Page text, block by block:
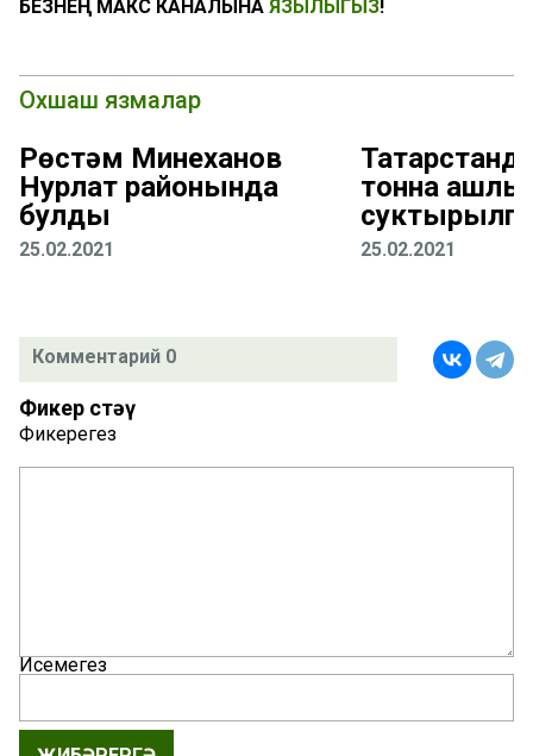
БЕЗНЕҢ МАКС КАНАЛЫНА ЯЗЫЛЫГЫЗ!
Охшаш язмалар
Рөстәм Миңнеханов
Нурлат районында
булды
25.02.2021
тонна
25.02.2021
Комментарий 0
Фикер өстәү
Фикерегез
Исемегез